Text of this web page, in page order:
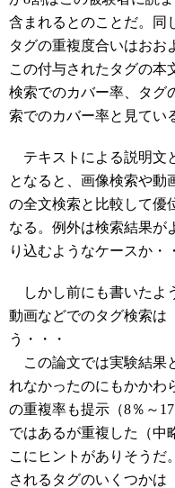
含まれるとのことだ。同
タグの重複度合いはおお
この付与されたタグの本
検索でのカバー率、タグ
索でのカバー率と見てい
テキストによる説明文
となると、画像検索や動
の全文検索と比較して優
なる。例外は検索結果が
り込むようなケースか・
しかし前にも書いたよ
動画などでのタグ検索は
う・・・
この論文では実験結果
れなかったのにもかかわ
の重複率も提示（8％～
ではあるが重複した（中
こにヒントがありそうだ
されるタグのいくつかは